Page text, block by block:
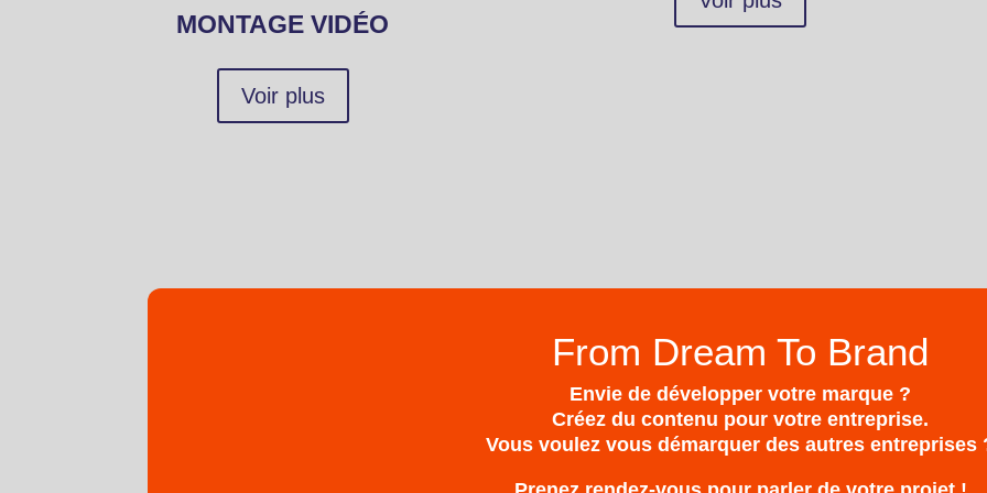
MONTAGE VIDÉO
Voir plus
From Dream To Brand
Envie de développer votre marque ?
Créez du contenu pour votre entreprise.
Vous voulez vous démarquer des autres entreprises